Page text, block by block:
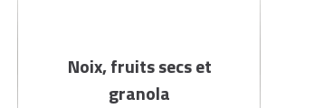
Noix, fruits secs et
granola